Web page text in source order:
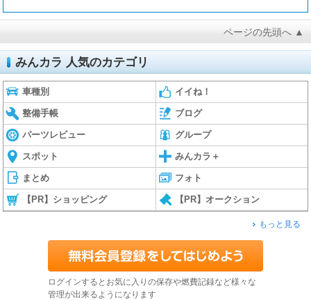
ページの先頭へ ▲
みんカラ 人気のカテゴリ
車種別 イイね！
整備手帳 ブログ
パーツレビュー グループ
スポット みんカラ＋
まとめ フォト
【PR】ショッピング 【PR】オークション
もっと見る
ログインするとお気に入りの保存や燃費記録など様々な
管理が出来るようになります